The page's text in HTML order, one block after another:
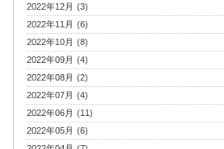
2022年12月 (3)
2022年11月 (6)
2022年10月 (8)
2022年09月 (4)
2022年08月 (2)
2022年07月 (4)
2022年06月 (11)
2022年05月 (6)